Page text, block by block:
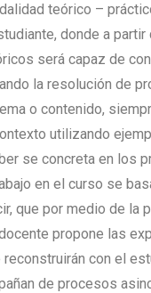
teórico –
donde a partir
será capaz de
la resolución de
o contenido,
utilizando
se concreta en los
en el curso se
que por medio de la
propone las
con el
de procesos